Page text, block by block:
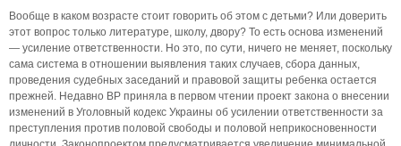
Вообще в каком возрасте стоит говорить об этом с детьми? Или доверить
этот вопрос только литературе, школу, двору? То есть основа изменений
— усиление ответственности. Но это, по сути, ничего не меняет, поскольку
сама система в отношении выявления таких случаев, сбора данных,
проведения судебных заседаний и правовой защиты ребенка остается
прежней. Недавно ВР приняла в первом чтении проект закона о внесении
изменений в Уголовный кодекс Украины об усилении ответственности за
преступления против половой свободы и половой неприкосновенности